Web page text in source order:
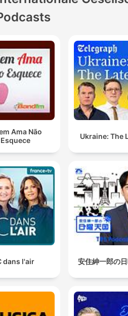
Ama Não
Esquece
Ukraine: The
dans l'air 安住紳一郎の